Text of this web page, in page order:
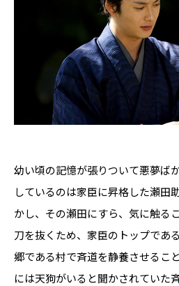
幼い頃の記憶が張りついて悪夢ば
しているのは家臣に昇格した瀬田
かし、その瀬田にすら、気に触る
刀を抜くため、家臣のトップであ
郷である村で斉道を静養させるこ
には天狗がいると聞かされていた